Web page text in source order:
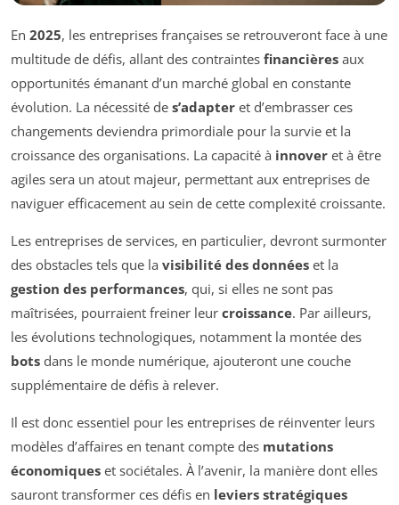
En 2025, les entreprises françaises se retrouveront face à une
multitude de défis, allant des contraintes financières aux
opportunités émanant d’un marché global en constante
évolution. La nécessité de s’adapter et d’embrasser ces
changements deviendra primordiale pour la survie et la
croissance des organisations. La capacité à innover et à être
agiles sera un atout majeur, permettant aux entreprises de
naviguer efficacement au sein de cette complexité croissante.
Les entreprises de services, en particulier, devront surmonter
des obstacles tels que la visibilité des données et la
gestion des performances, qui, si elles ne sont pas
maîtrisées, pourraient freiner leur croissance. Par ailleurs,
les évolutions technologiques, notamment la montée des
bots dans le monde numérique, ajouteront une couche
supplémentaire de défis à relever.
Il est donc essentiel pour les entreprises de réinventer leurs
modèles d’affaires en tenant compte des mutations
économiques et sociétales. À l’avenir, la manière dont elles
sauront transformer ces défis en leviers stratégiques